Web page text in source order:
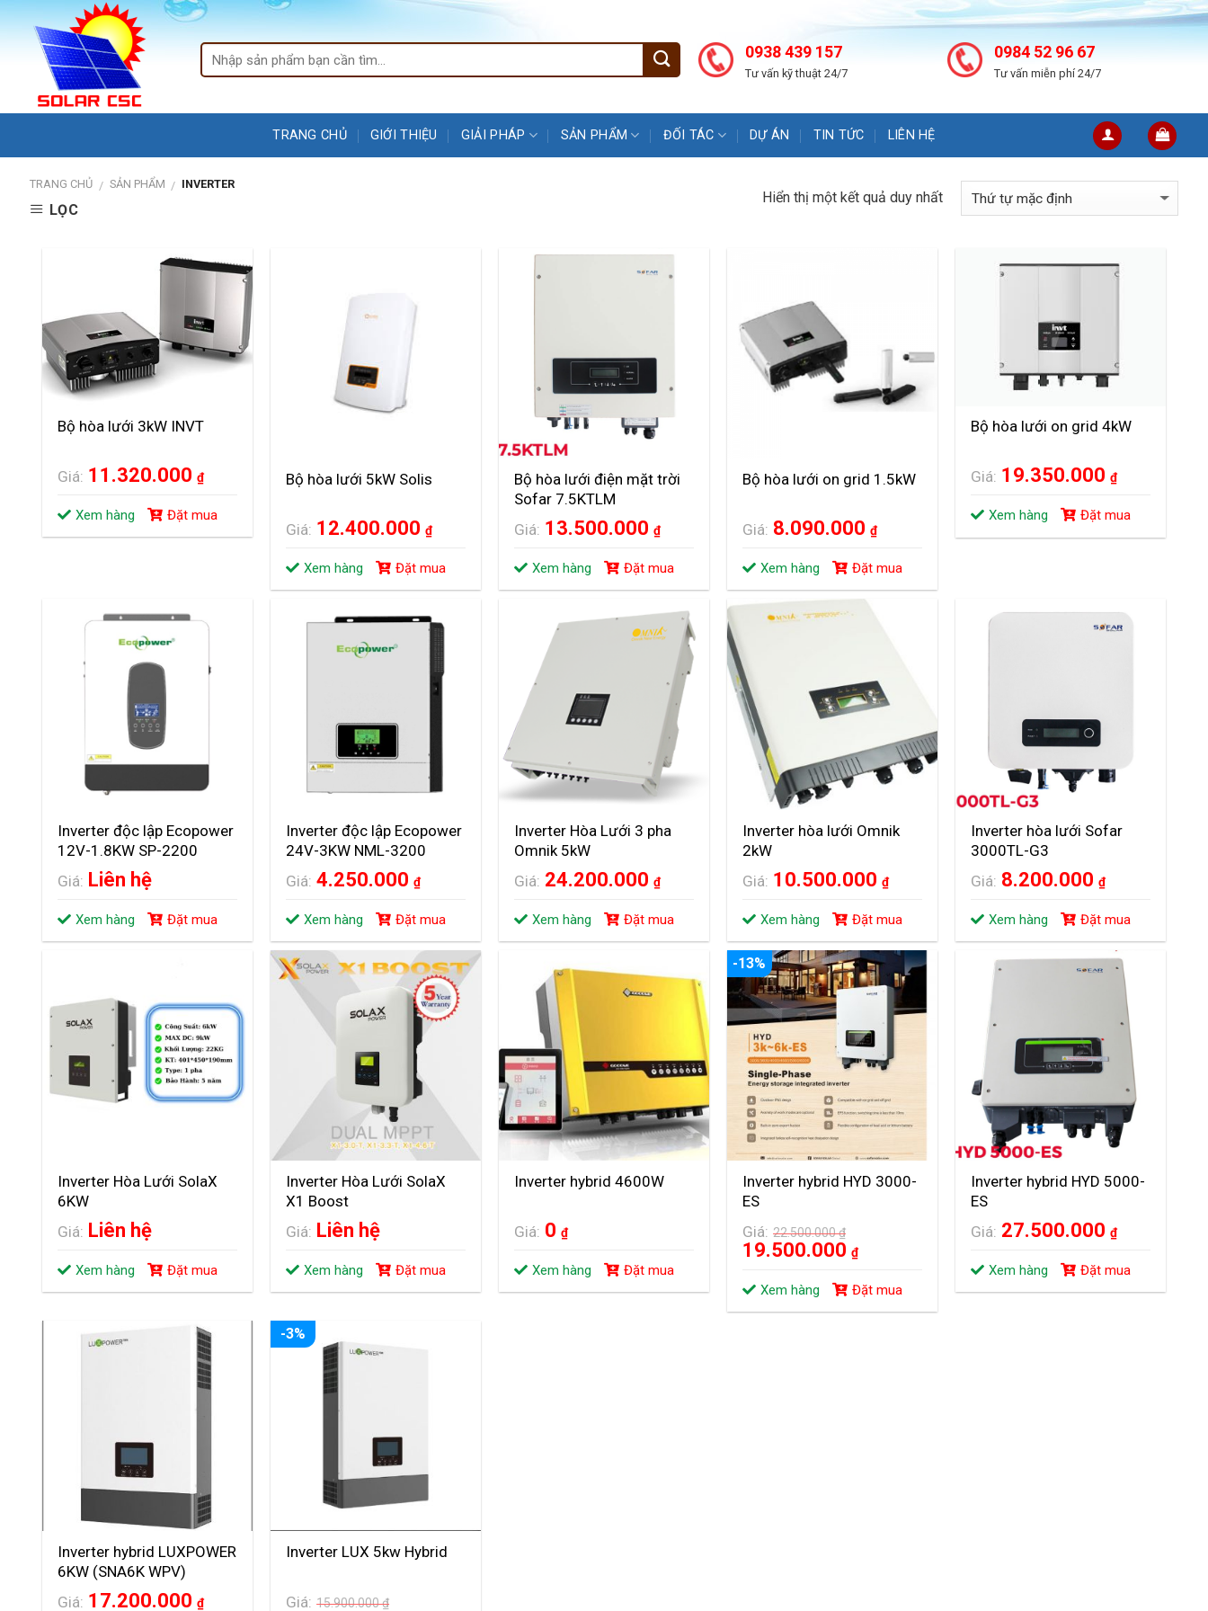
Skip
content
0938 439 157
Tư vấn kỹ thuật 24/7
0984 52 96 67
Tư vấn miễn phí 24/7
TRANG CHỦ GIỚI THIỆU GIẢI PHÁP SẢN PHẨM ĐỐI TÁC DỰ ÁN TIN TỨC LIÊN HỆ
TRANG CHỦ / SẢN PHẨM / INVERTER
LỌC
Hiển thị một kết quả duy nhất
Bộ hòa lưới 3kW INVT
Giá: 11.320.000₫
Xem hàng Đặt mua
Bộ hòa lưới 5kW Solis
Giá: 12.400.000₫
Xem hàng Đặt mua
Bộ hòa lưới điện mặt trời
Sofar 7.5KTLM
Giá: 13.500.000₫
Xem hàng Đặt mua
Bộ hòa lưới on grid 1.5kW
Giá: 8.090.000₫
Xem hàng Đặt mua
Bộ hòa lưới on grid 4kW
Giá: 19.350.000₫
Xem hàng Đặt mua
Inverter độc lập Ecopower
12V-1.8KW SP-2200
Giá: Liên hệ
Xem hàng Đặt mua
Inverter độc lập Ecopower
24V-3KW NML-3200
Giá: 4.250.000₫
Xem hàng Đặt mua
Inverter Hòa Lưới 3 pha
Omnik 5kW
Giá: 24.200.000₫
Xem hàng Đặt mua
Inverter hòa lưới Omnik
2kW
Giá: 10.500.000₫
Xem hàng Đặt mua
Inverter hòa lưới Sofar
3000TL-G3
Giá: 8.200.000₫
Xem hàng Đặt mua
Inverter Hòa Lưới SolaX
6KW
Giá: Liên hệ
Xem hàng Đặt mua
Inverter Hòa Lưới SolaX
X1 Boost
Giá: Liên hệ
Xem hàng Đặt mua
Inverter hybrid 4600W
Giá: 0₫
Xem hàng Đặt mua
-13%
Inverter hybrid HYD 3000-
ES
Giá: 22.500.000₫
19.500.000₫
Xem hàng Đặt mua
Inverter hybrid HYD 5000-
ES
Giá: 27.500.000₫
Xem hàng Đặt mua
Inverter hybrid LUXPOWER
6KW (SNA6K WPV)
Giá: 17.200.000₫
-3%
Inverter LUX 5kw Hybrid
Giá: 15.900.000₫